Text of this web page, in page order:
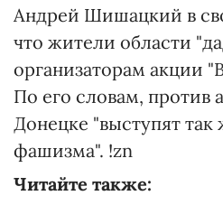
Андрей Шишацкий в
что жители области
организаторам акции
По его словам, против
Донецке "выступят так
фашизма". !zn
Читайте также: